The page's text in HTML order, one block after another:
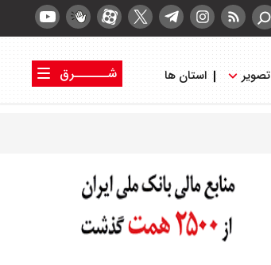
تصویر استان ها
شــــــرق